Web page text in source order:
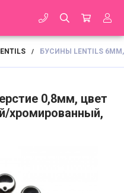
/ БУСИНЫ LENTILS
0,8мм, цвет
хромированный,